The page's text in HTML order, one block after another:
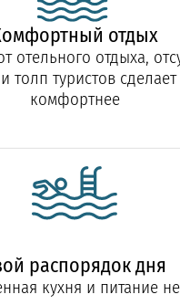
отдых
отельного отдыха,
толп туристов
комфортнее
распорядок дня
кухня и питание